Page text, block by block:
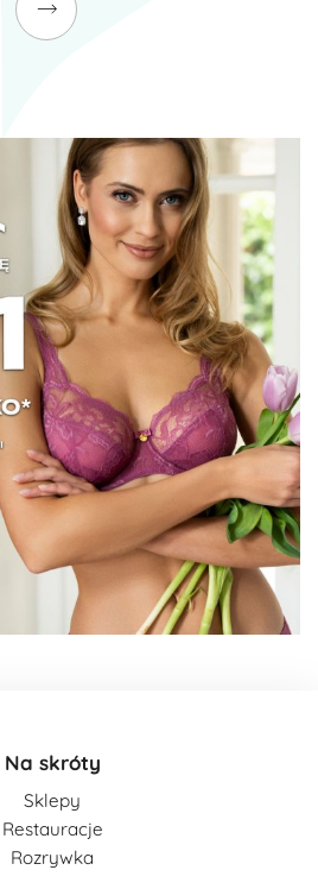
Na skróty
Sklepy
Restauracje
Rozrywka